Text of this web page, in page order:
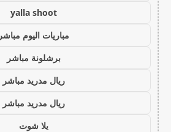
yalla shoot
مباريات اليوم مباشر
برشلونة مباشر
ريال مدريد مباشر
ريال مدريد مباشر
يلا شوت